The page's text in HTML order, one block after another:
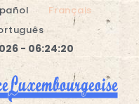
Français
- 06:24:21